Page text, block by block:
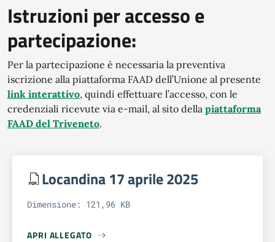
Istruzioni per accesso e
partecipazione:
Per la partecipazione è necessaria la preventiva
iscrizione alla piattaforma FAAD dell’Unione al presente
link interattivo, quindi effettuare l’accesso, con le
credenziali ricevute via e-mail, al sito della piattaforma
FAAD del Triveneto.
Locandina 17 aprile 2025
Dimensione: 121,96 KB
APRI ALLEGATO